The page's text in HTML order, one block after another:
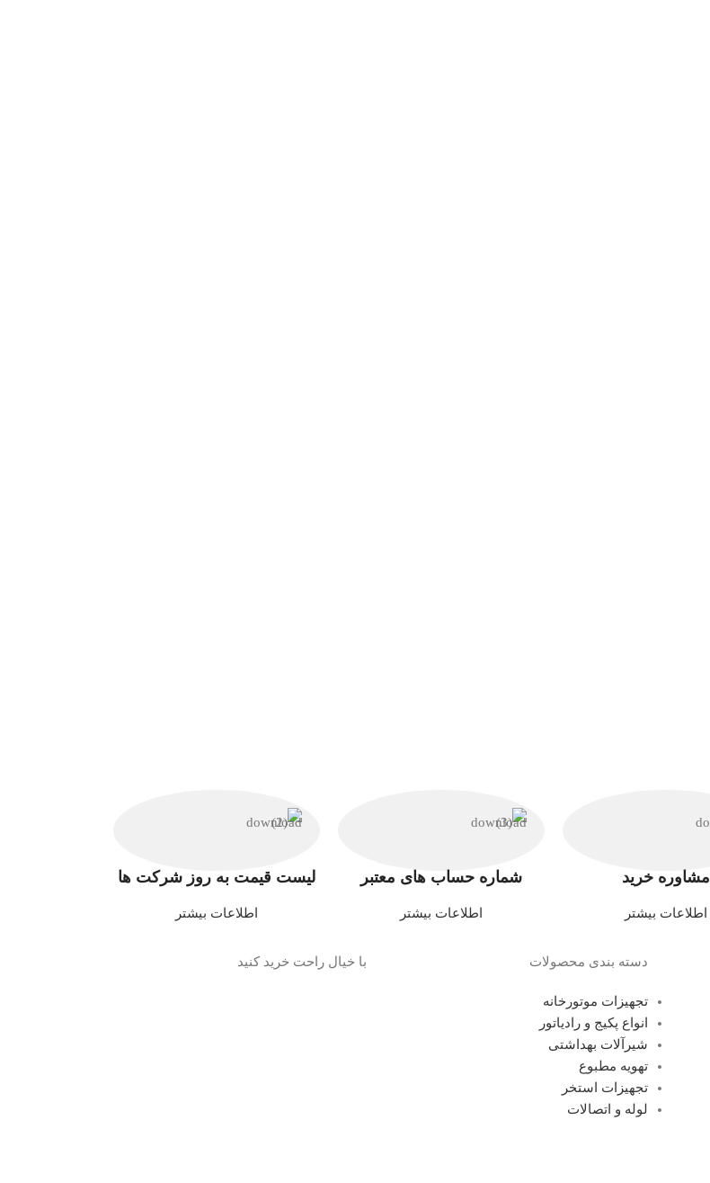
مشاوره خرید
اطلاعات بیشتر
شماره حساب های معتبر
اطلاعات بیشتر
لیست قیمت به روز شرکت ها
اطلاعات بیشتر
دسته بندی محصولات
تجهیزات موتورخانه
انواع پکیج و رادیاتور
شیرآلات بهداشتی
تهویه مطبوع
تجهیزات استخر
لوله و اتصالات
با خیال راحت خرید کنید